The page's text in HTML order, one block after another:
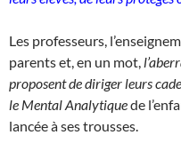
Les professeurs,
parents et, en un mot,
proposent de diriger leurs
le Mental Analytiquede
lancée à ses trousses.